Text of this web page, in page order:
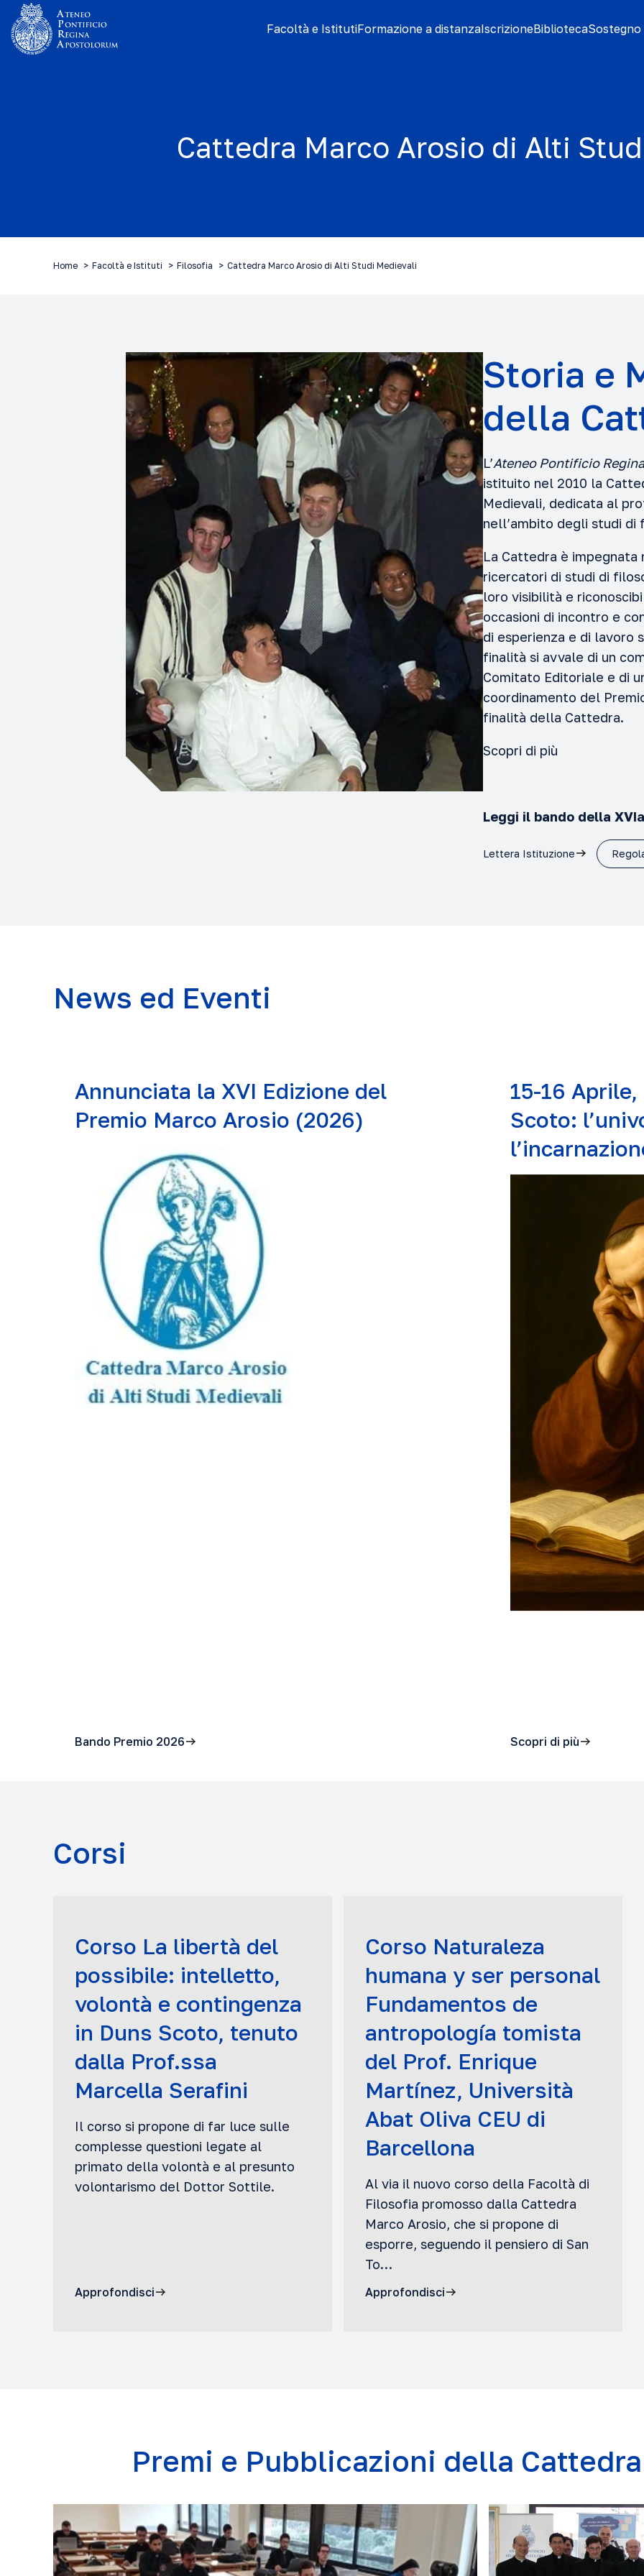
Facoltà e IstitutiFormazione a distanzaIscrizioneBiblioteca
Cattedra Marco Arosio di Alti
Home Facoltà e Istituti Filosofia Cattedra Marco Arosio di Alti Studi Medievali
Storia e
della
L’Ateneo Pontificio
istituito nel 2010 la
Medievali, dedicata al
nell’ambito degli studi
La Cattedra è impegnata
ricercatori di studi di
loro visibilità e
occasioni di incontro e
di esperienza e di lavoro
finalità si avvale di un
Comitato Editoriale e di
coordinamento del
finalità della Cattedra.
Scopri di più
Leggi il bando della
Lettera Istituzione
News ed Eventi
Annunciata la XVI Edizione del
Premio Marco Arosio (2026)
Bando Premio 2026
15-16
Scoto:
Scopri di più
Corsi
Corso La libertà del
possibile: intelletto,
volontà e contingenza
in Duns Scoto, tenuto
dalla Prof.ssa
Marcella Serafini
Il corso si propone di far luce sulle
complesse questioni legate al
primato della volontà e al presunto
volontarismo del Dottor Sottile.
Approfondisci
Corso Naturaleza
humana y ser personal
Fundamentos de
antropología tomista
del Prof. Enrique
Martínez, Università
Abat Oliva CEU di
Barcellona
Al via il nuovo corso della Facoltà di
Filosofia promosso dalla Cattedra
Marco Arosio, che si propone di
esporre, seguendo il pensiero di San
To…
Approfondisci
Premi e Pubblicazioni della